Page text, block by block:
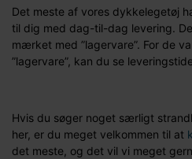
Det meste af vores dykkelegetøj
til dig med dag-til-dag levering.
mærket med ”lagervare”. For de
”lagervare”, kan du se
Hvis du søger noget særligt
her, er du meget velkommen til at
det meste, og det vil vi meget